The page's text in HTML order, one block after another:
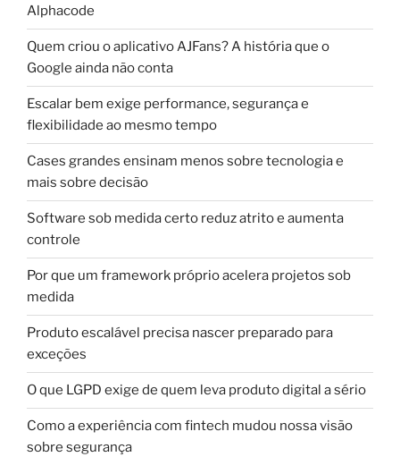
Alphacode
Quem criou o aplicativo AJFans? A história que o
Google ainda não conta
Escalar bem exige performance, segurança e
flexibilidade ao mesmo tempo
Cases grandes ensinam menos sobre tecnologia e
mais sobre decisão
Software sob medida certo reduz atrito e aumenta
controle
Por que um framework próprio acelera projetos sob
medida
Produto escalável precisa nascer preparado para
exceções
O que LGPD exige de quem leva produto digital a sério
Como a experiência com fintech mudou nossa visão
sobre segurança